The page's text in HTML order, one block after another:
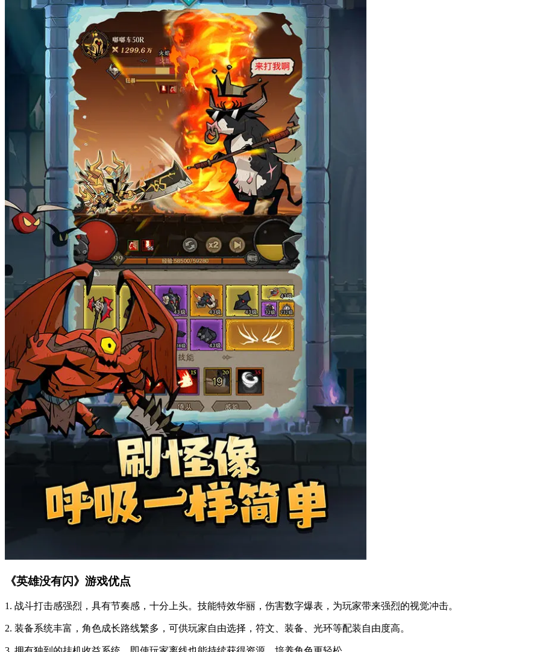
《英雄没有闪》游戏优点
1. 战斗打击感强烈，具有节奏感，十分上头。技能特效华丽，伤害数字爆表，为玩家带来强烈的视觉冲击。
2. 装备系统丰富，角色成长路线繁多，可供玩家自由选择，符文、装备、光环等配装自由度高。